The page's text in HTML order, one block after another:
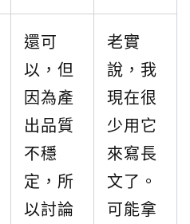
還可
以，但
因為產
出品質
不穩
定，所
以討論
老實
說，我
現在很
少用它
來寫長
文了。
可能拿